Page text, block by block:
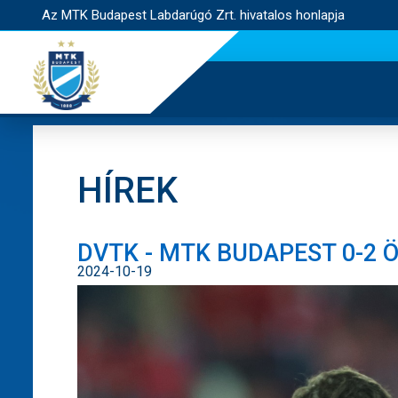
Az MTK Budapest Labdarúgó Zrt. hivatalos honlapja
HÍREK
DVTK - MTK BUDAPEST 0-2
2024-10-19